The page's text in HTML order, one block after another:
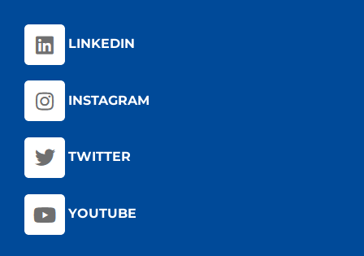
LINKEDIN
INSTAGRAM
TWITTER
YOUTUBE